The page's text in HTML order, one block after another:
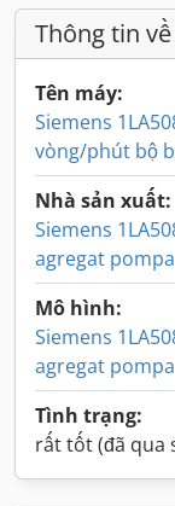
Thông tin
Tên máy:
Siemens
vòng/phút bộ
Nhà sản xuất:
Siemens
agregat pompa
Mô hình:
Siemens
agregat pompa
Tình trạng:
rất tốt (đã qua